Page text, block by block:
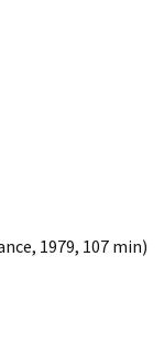
1979, 107 min)